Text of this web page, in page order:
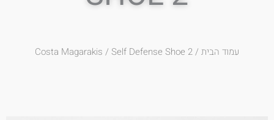
עמוד הבית/
Costa Magarakis/ Self Defense Shoe 2